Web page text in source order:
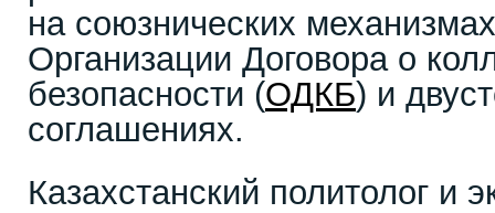
на союзнических
Организации Договора о
безопасности (ОДКБ) и
соглашениях.
Казахстанский политолог и